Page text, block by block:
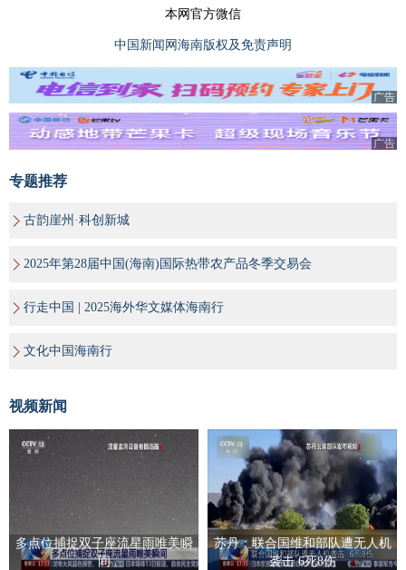
本网官方微信
中国新闻网海南版权及免责声明
广告
广告
专题推荐
古韵崖州·科创新城
2025年第28届中国(海南)国际热带农产品冬季交易会
行走中国 | 2025海外华文媒体海南行
文化中国海南行
视频新闻
多点位捕捉双子座流星雨唯美瞬
间
苏丹：联合国维和部队遭无人机
袭击 6死8伤